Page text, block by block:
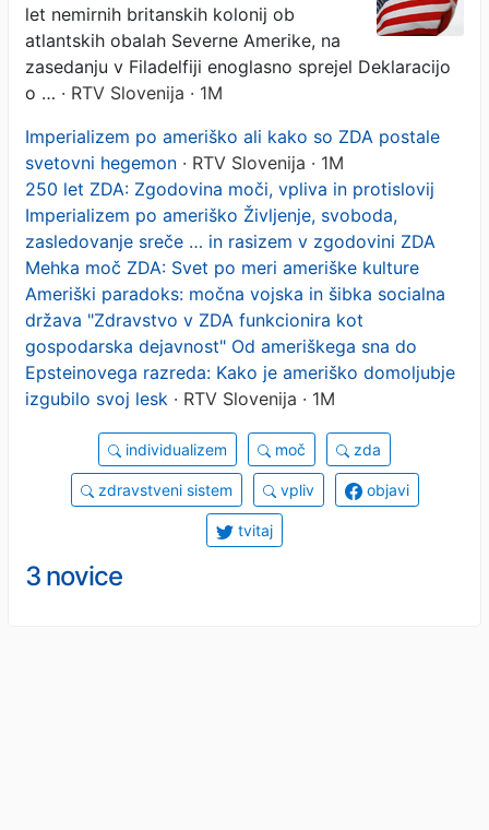
let nemirnih britanskih kolonij ob
atlantskih obalah Severne Amerike, na
zasedanju v Filadelfiji enoglasno sprejel Deklaracijo
o … · RTV Slovenija · 1M
Imperializem po ameriško ali kako so ZDA postale
svetovni hegemon · RTV Slovenija · 1M
250 let ZDA: Zgodovina moči, vpliva in protislovij
Imperializem po ameriško Življenje, svoboda,
zasledovanje sreče … in rasizem v zgodovini ZDA
Mehka moč ZDA: Svet po meri ameriške kulture
Ameriški paradoks: močna vojska in šibka socialna
država "Zdravstvo v ZDA funkcionira kot
gospodarska dejavnost" Od ameriškega sna do
Epsteinovega razreda: Kako je ameriško domoljubje
izgubilo svoj lesk · RTV Slovenija · 1M
individualizem moč zda
zdravstveni sistem vpliv objavi
tvitaj
3 novice